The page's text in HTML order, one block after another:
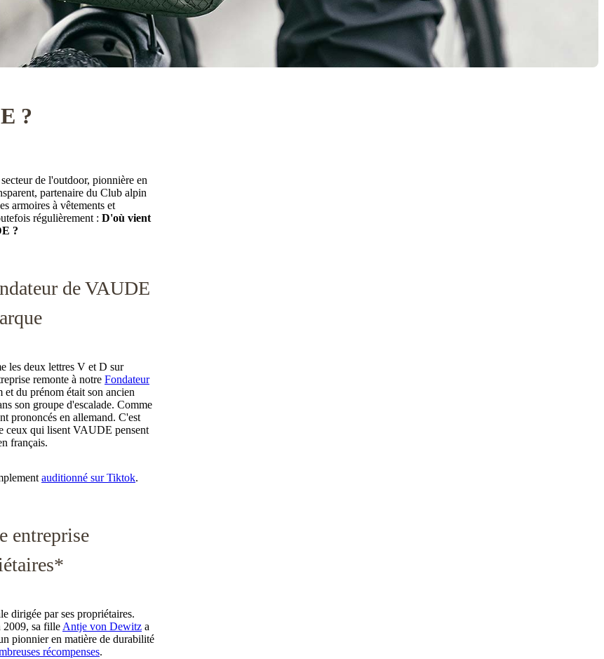
?
de l'outdoor, pionnière en
partenaire du Club alpin
armoires à vêtements et
régulièrement : D'où vient
?
de VAUDE
les deux lettres V et D sur
remonte à notre Fondateur
du prénom était son ancien
son groupe d'escalade. Comme
prononcés en allemand. C'est
ceux qui lisent VAUDE pensent
français.
auditionné sur Tiktok.
entreprise
dirigée par ses propriétaires.
2009, sa filleAntje von Dewitz a
pionnier en matière de durabilité
récompenses.